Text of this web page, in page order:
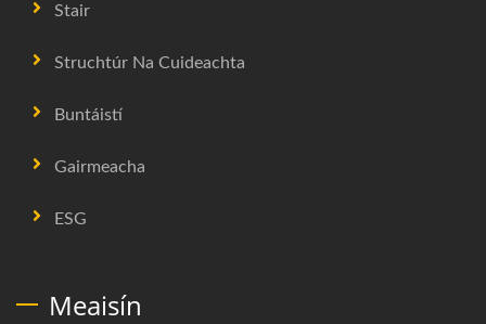
Stair
Struchtúr Na Cuideachta
Buntáistí
Gairmeacha
ESG
Meaisín